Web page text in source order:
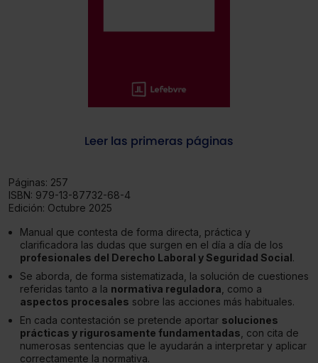
Leer las primeras páginas
Páginas: 257
ISBN: 979-13-87732-68-4
Edición: Octubre 2025
Manual que contesta de forma directa, práctica y
clarificadora las dudas que surgen en el día a día de los
profesionales del Derecho Laboral y Seguridad Social.
Se aborda, de forma sistematizada, la solución de cuestiones
referidas tanto a la normativa reguladora , como a
aspectos procesales sobre las acciones más habituales.
En cada contestación se pretende aportar soluciones
prácticas y rigurosamente fundamentadas , con cita de
numerosas sentencias que le ayudarán a interpretar y aplicar
correctamente la normativa.